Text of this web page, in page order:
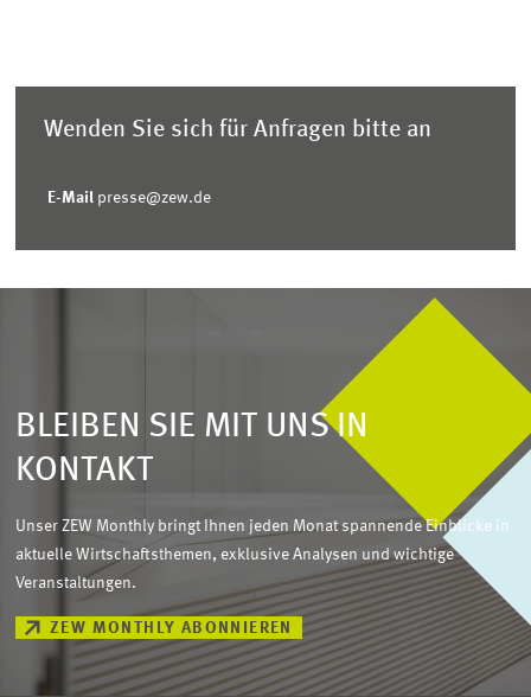
Wenden Sie sich für Anfragen bitte an
E-Mail presse@zew.de
BLEIBEN SIE MIT UNS IN
KONTAKT
Unser ZEW Monthly bringt Ihnen jeden Monat spannende Einblicke in
aktuelle Wirtschaftsthemen, exklusive Analysen und wichtige
Veranstaltungen.
ZEW MONTHLY ABONNIEREN